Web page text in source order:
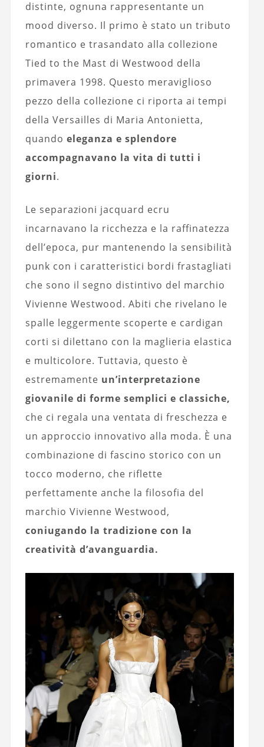
distinte, ognuna rappresentante un
mood diverso. Il primo è stato un tributo
romantico e trasandato alla collezione
Tied to the Mast di Westwood della
primavera 1998. Questo meraviglioso
pezzo della collezione ci riporta ai tempi
della Versailles di Maria Antonietta,
quando eleganza e splendore
accompagnavano la vita di tutti i
giorni.
Le separazioni jacquard ecru
incarnavano la ricchezza e la raffinatezza
dell’epoca, pur mantenendo la sensibilità
punk con i caratteristici bordi frastagliati
che sono il segno distintivo del marchio
Vivienne Westwood. Abiti che rivelano le
spalle leggermente scoperte e cardigan
corti si dilettano con la maglieria elastica
e multicolore. Tuttavia, questo è
estremamente un’interpretazione
giovanile di forme semplici e classiche,
che ci regala una ventata di freschezza e
un approccio innovativo alla moda. È una
combinazione di fascino storico con un
tocco moderno, che riflette
perfettamente anche la filosofia del
marchio Vivienne Westwood,
coniugando la tradizione con la
creatività d’avanguardia.